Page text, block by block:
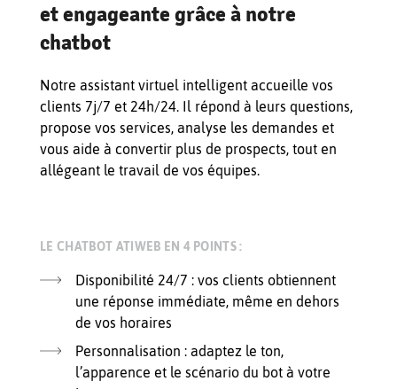
et engageante grâce à notre
chatbot
Notre assistant virtuel intelligent accueille vos
clients 7j/7 et 24h/24. Il répond à leurs questions,
propose vos services, analyse les demandes et
vous aide à convertir plus de prospects, tout en
allégeant le travail de vos équipes.
LE CHATBOT ATIWEB EN 4 POINTS :
Disponibilité 24/7 : vos clients obtiennent
une réponse immédiate, même en dehors
de vos horaires
Personnalisation : adaptez le ton,
l’apparence et le scénario du bot à votre